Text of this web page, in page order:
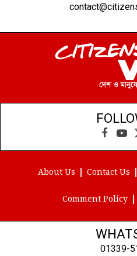
About Us Contact Us
Comment Policy
01339-